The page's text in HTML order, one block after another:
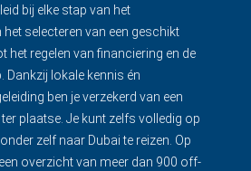
bij elke stap van het
selecteren van een geschikt
het regelen van financiering en de
Dankzij lokale kennis én
ben je verzekerd van een
plaatse. Je kunt zelfs volledig op
zelf naar Dubai te reizen. Op
overzicht van meer dan 900 off-